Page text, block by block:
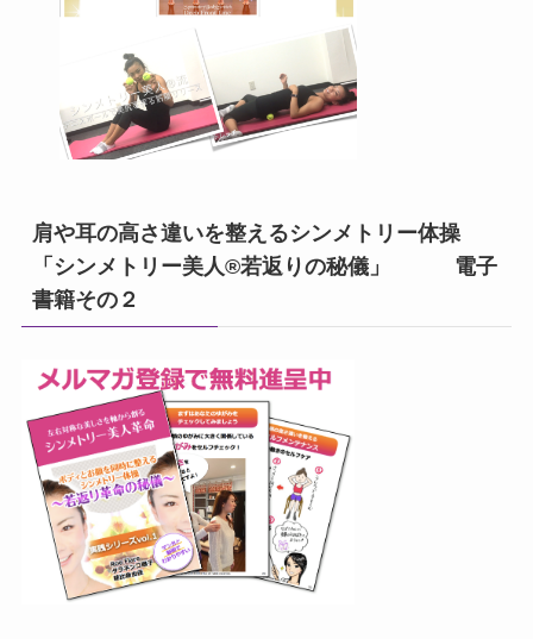
肩や耳の高さ違いを整えるシンメトリー体操
「シンメトリー美人®若返りの秘儀」 電子
書籍その２